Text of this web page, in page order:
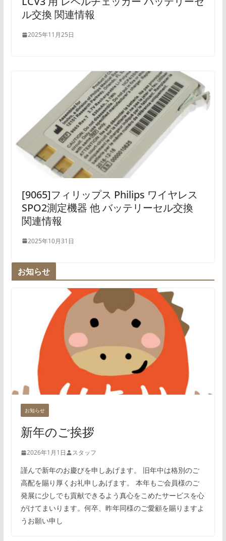
ル交換 関連情報
2025年11月25日
[9065]フィリップス Philips ワイヤレス
SPO2測定機器 他 バッテリーセル交換
関連情報
2025年10月31日
お知らせ
お知らせ
新年のご挨拶
2026年1月1日 スタッフ
謹んで新年のお慶びを申しあげます。 旧年中は格別のご
高配を賜り厚くお礼申しあげます。 本年もご会員様のご
発展に少しでも貢献できるよう真心をこめたサービスを心
がけてまいります。何卒、昨年同様のご愛顧を賜りますよ
うお願い申し